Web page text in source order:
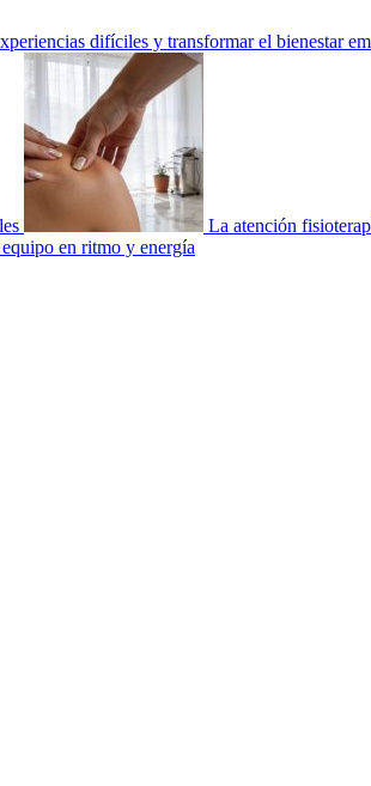
difíciles y transformar el bienestar
La atención
en ritmo y energía